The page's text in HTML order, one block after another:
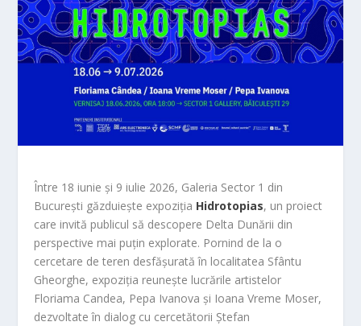
Între 18 iunie și 9 iulie 2026, Galeria Sector 1 din
București găzduiește expoziția Hidrotopias, un proiect
care invită publicul să descopere Delta Dunării din
perspective mai puțin explorate. Pornind de la o
cercetare de teren desfășurată în localitatea Sfântu
Gheorghe, expoziția reunește lucrările artistelor
Floriama Candea, Pepa Ivanova și Ioana Vreme Moser,
dezvoltate în dialog cu cercetătorii Ștefan